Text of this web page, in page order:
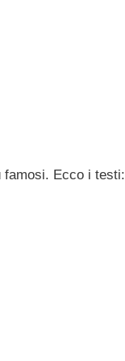
famosi. Ecco i testi: